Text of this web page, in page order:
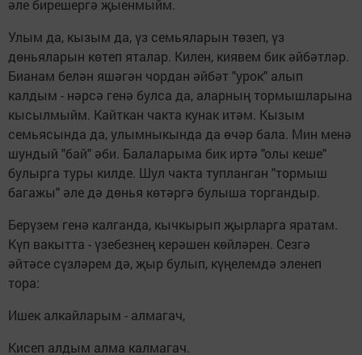
әле бирешергә җыенмыйм.
Улым да, кызым да, үз семьяларын төзеп, үз
дөньяларын көтеп яталар. Килен, киявем бик әйбәтләр.
Бианам белән яшәгән чордан әйбәт "урок" алып
калдым - нәрсә генә булса да, аларның тормышларына
кысылмыйм. Кайткан чакта кунак итәм. Кызым
семьясында да, улымныкында да өчәр бала. Мин менә
шундый "бай" әби. Балаларыма бик иртә "олы кеше"
булырга туры килде. Шул чакта тупланган "тормыш
багажы" әле дә дөнья көтәргә булыша торгандыр.
Берүзем генә калганда, кычкырып җырларга яратам.
Күп вакытта - үзебезнең керәшен көйләрен. Сезгә
әйтәсе сүзләрем дә, җыр булып, күңелемдә эленеп
тора:
Ишек алкайларым - алмагач,
Кисеп алдым алма калмагач.